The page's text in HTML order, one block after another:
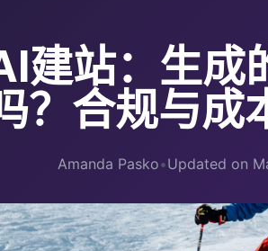
建站：生成
？合规与成
Amanda Pasko•Updated on